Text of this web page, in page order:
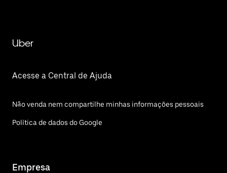
Uber
Acesse a Central de Ajuda
Não venda nem compartilhe minhas informações pessoais
Política de dados do Google
Empresa